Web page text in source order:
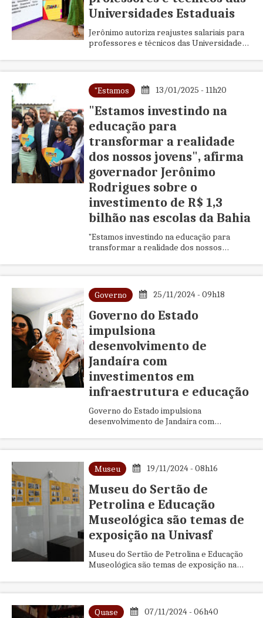
Universidades Estaduais
Jerônimo autoriza reajustes salariais para
professores e técnicos das Universidades
"Estamos 13/01/2025 - 11h20
"Estamos investindo na
educação para
transformar a realidade
dos nossos jovens", afirma
governador Jerônimo
Rodrigues sobre o
investimento de R$ 1,3
bilhão nas escolas da Bahia
"Estamos investindo na educação para
transformar a realidade dos nossos
bilhão nas escolas da Bahia
Governo
25/11/2024 - 09h18
Governo do Estado
impulsiona
desenvolvimento de
Jandaíra com
investimentos em
infraestrutura e educação
Governo do Estado impulsiona
desenvolvimento de Jandaíra com
Museu 19/11/2024 - 08h16
Museu do Sertão de
Petrolina e Educação
Museológica são temas de
exposição na Univasf
Museu do Sertão de Petrolina e Educação
Museológica são temas de exposição na
Quase 07/11/2024 - 06h40